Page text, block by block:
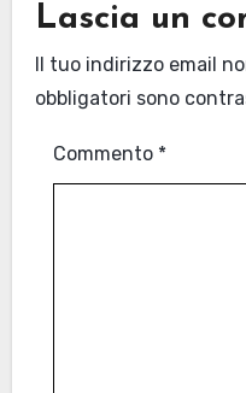
Lascia un
Il tuo indirizzo email
obbligatori sono
Commento *